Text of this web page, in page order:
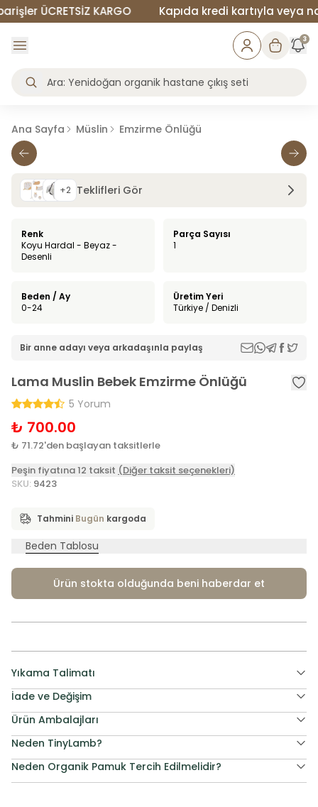
ÜCRETSİZ KARGO Kapıda kredi kartıyla veya
3
Ana Sayfa Müslin Emzirme Önlüğü
+2 Teklifleri Gör
Renk
Koyu Hardal - Beyaz -
Desenli
Parça Sayısı
1
Beden / Ay
0-24
Üretim Yeri
Türkiye / Denizli
Bir anne adayı veya arkadaşınla paylaş
Lama Muslin Bebek Emzirme Önlüğü
5 Yorum
₺ 700.00
₺ 71.72'den başlayan taksitlerle
Peşin fiyatına 12 taksit (Diğer taksit seçenekleri)
SKU: 9423
Tahmini Bugün kargoda
Beden Tablosu
Ürün stokta olduğunda beni haberdar et
Yıkama Talimatı
İade ve Değişim
Ürün Ambalajları
Neden TinyLamb?
Neden Organik Pamuk Tercih Edilmelidir?